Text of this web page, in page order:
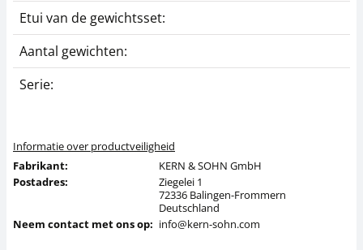
Etui van de gewichtsset:
Aantal gewichten:
Serie:
Informatie over productveiligheid
Fabrikant:
KERN & SOHN GmbH
Postadres:
Ziegelei 1
72336 Balingen-Frommern
Deutschland
Neem contact met ons op: info@kern-sohn.com